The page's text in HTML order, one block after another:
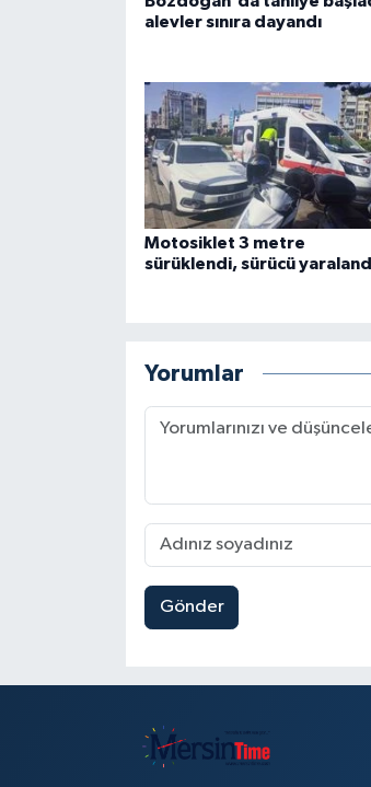
alevler sınıra dayandı
Motosiklet 3 metre
sürüklendi, sürücü
Yorumlar
Gönder